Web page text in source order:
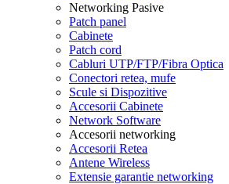
Networking Pasive
Patch panel
Cabinete
Patch cord
Cabluri UTP/FTP/Fibra Optica
Conectori retea, mufe
Scule si Dispozitive
Accesorii Cabinete
Network Software
Accesorii networking
Accesorii Retea
Antene Wireless
Extensie garantie networking